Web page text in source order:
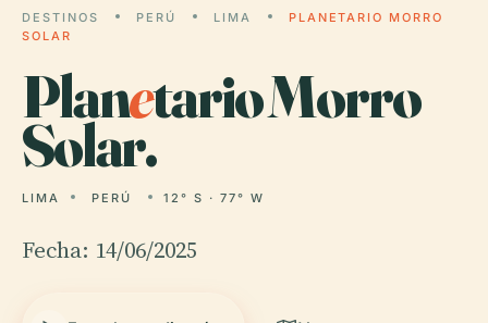
DESTINOS PERÚ LIMA
PLANETARIO MORRO
SOLAR
Planetario Morro
Solar.
LIMA PERÚ 12° S · 77° W
Fecha: 14/06/2025